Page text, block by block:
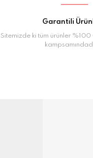
Garantili
Sitemizde ki tüm ürünler